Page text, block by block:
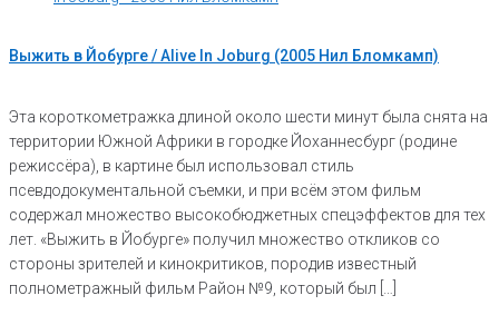
Выжить в Йобурге / Alive In Joburg (2005 Нил Бломкамп)
Эта короткометражка длиной около шести минут была снята на
территории Южной Африки в городке Йоханнесбург (родине
режиссёра), в картине был использовал стиль
псевдодокументальной съемки, и при всём этом фильм
содержал множество высокобюджетных спецэффектов для тех
лет. «Выжить в Йобурге» получил множество откликов со
стороны зрителей и кинокритиков, породив известный
полнометражный фильм Район №9, который был […]